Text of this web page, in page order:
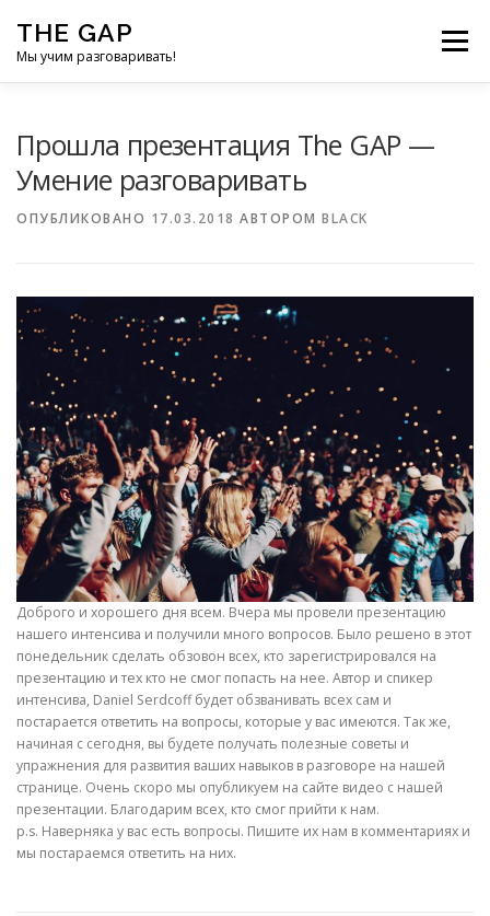
THE GAP
Мы учим разговаривать!
Меню
Прошла презентация The GAP —
Умение разговаривать
ОПУБЛИКОВАНО 17.03.2018 АВТОРОМ BLACK
Доброго и хорошего дня всем. Вчера мы провели презентацию
нашего интенсива и получили много вопросов. Было решено в этот
понедельник сделать обзовон всех, кто зарегистрировался на
презентацию и тех кто не смог попасть на нее. Автор и спикер
интенсива, Daniel Serdcoff будет обзванивать всех сам и
постарается ответить на вопросы, которые у вас имеются. Так же,
начиная с сегодня, вы будете получать полезные советы и
упражнения для развития ваших навыков в разговоре на нашей
странице. Очень скоро мы опубликуем на сайте видео с нашей
презентации. Благодарим всех, кто смог прийти к нам.
p.s. Наверняка у вас есть вопросы. Пишите их нам в комментариях и
мы постараемся ответить на них.